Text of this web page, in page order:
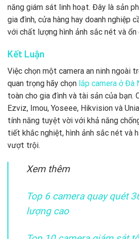
năng giám sát linh hoạt. Đây là sản
gia đình, cửa hàng hay doanh nghiệp
với chất lượng hình ảnh sắc nét và ổn
Kết Luận
Việc chọn một camera an ninh ngoài
quan trọng hãy chọn lắp camera ở Đà
toàn cho gia đình và tài sản của bạn.
Ezviz, Imou, Yoseee, Hikvision và
tính năng tuyệt vời với khả năng
tiết khắc nghiệt, hình ảnh sắc nét và
vượt trội.
Xem thêm
Top 6 camera quay quét
lượng cao